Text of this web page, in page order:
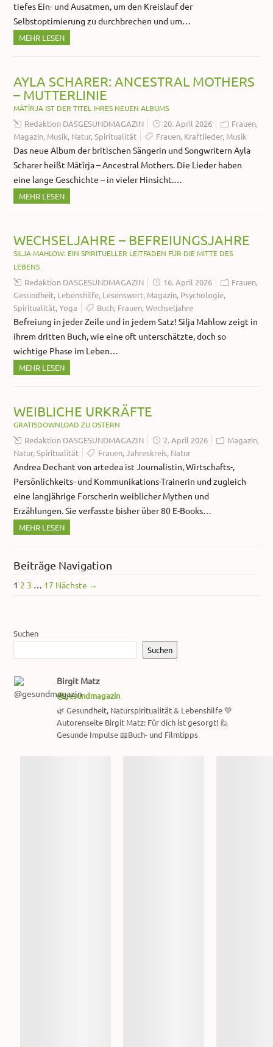
tiefes Ein- und Ausatmen, um den Kreislauf der
Selbstoptimierung zu durchbrechen und um…
MEHR LESEN
AYLA SCHARER: ANCESTRAL MOTHERS
– MUTTERLINIE
MÂTÎRJA IST DER TITEL IHRES NEUEN ALBUMS
Redaktion DASGESUNDMAGAZIN 20. April 2026 Frauen,
Magazin, Musik, Natur,Spiritualität Frauen, Kraftlieder, Musik
Das neue Album der britischen Sängerin und Songwritern Ayla
Scharer heißt Mâtîrja – Ancestral Mothers. Die Lieder haben
eine lange Geschichte – in vieler Hinsicht.…
MEHR LESEN
WECHSELJAHRE – BEFREIUNGSJAHRE
SILJA MAHLOW: EIN SPIRITUELLER LEITFADEN FÜR DIE MITTE DES
LEBENS
Redaktion DASGESUNDMAGAZIN 16. April 2026 Frauen,
Gesundheit, Lebenshilfe, Lesenswert, Magazin, Psychologie,
Spiritualität,Yoga Buch, Frauen,Wechseljahre
Befreiung in jeder Zeile und in jedem Satz! Silja Mahlow zeigt in
ihrem dritten Buch, wie eine oft unterschätzte, doch so
wichtige Phase im Leben…
MEHR LESEN
WEIBLICHE URKRÄFTE
GRATISDOWNLOAD ZU OSTERN
Redaktion DASGESUNDMAGAZIN 2. April 2026 Magazin,
Natur,Spiritualität Frauen,Jahreskreis, Natur
Andrea Dechant von artedea ist Journalistin, Wirtschafts-,
Persönlichkeits- und Kommunikations-Trainerin und zugleich
eine langjährige Forscherin weiblicher Mythen und
Erzählungen. Sie verfasste bisher über 80 E-Books…
MEHR LESEN
Beiträge Navigation
1 2 3 … 17 Nächste →
Suchen
Suchen
Birgit Matz
@gesundmagazin
🌿 Gesundheit, Naturspiritualität & Lebenshilfe 💚
Autorenseite Birgit Matz: Für dich ist gesorgt! 🙋
Gesunde Impulse 📖Buch- und Filmtipps